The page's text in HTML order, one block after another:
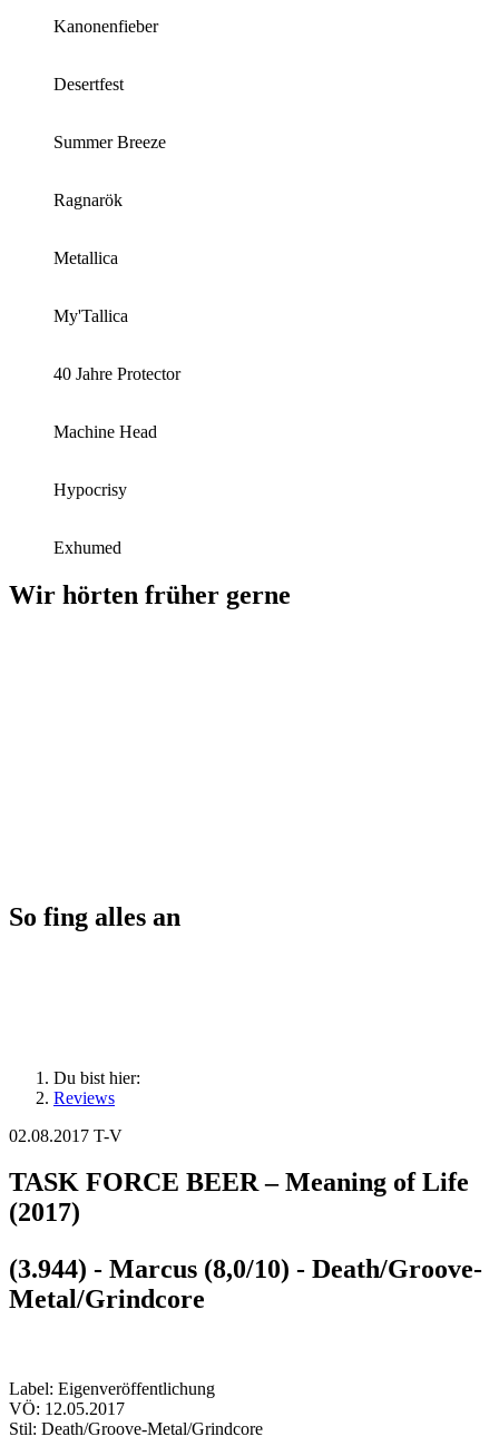
Kanonenfieber
Desertfest
Summer Breeze
Ragnarök
Metallica
My'Tallica
40 Jahre Protector
Machine Head
Hypocrisy
Exhumed
Wir hörten früher gerne
So fing alles an
Du bist hier:
Reviews
02.08.2017 T-V
TASK FORCE BEER – Meaning of Life
(2017)
(3.944) - Marcus (8,0/10) - Death/Groove-
Metal/Grindcore
Label: Eigenveröffentlichung
VÖ: 12.05.2017
Stil: Death/Groove-Metal/Grindcore